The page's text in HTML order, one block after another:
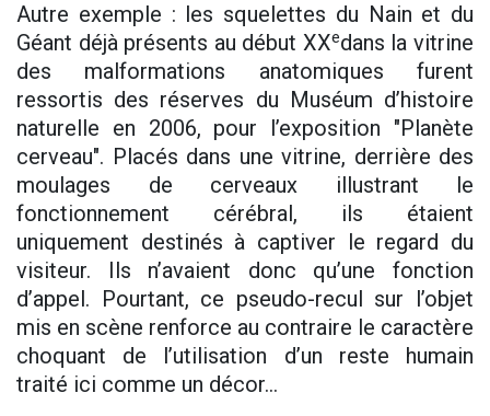
Autre exemple : les squelettes du Nain et du
Géant déjà présents au début XXedans la vitrine
des malformations anatomiques furent
ressortis des réserves du Muséum d’histoire
naturelle en 2006, pour l’exposition "Planète
cerveau". Placés dans une vitrine, derrière des
moulages de cerveaux illustrant le
fonctionnement cérébral, ils étaient
uniquement destinés à captiver le regard du
visiteur. Ils n’avaient donc qu’une fonction
d’appel. Pourtant, ce pseudo-recul sur l’objet
mis en scène renforce au contraire le caractère
choquant de l’utilisation d’un reste humain
traité ici comme un décor…